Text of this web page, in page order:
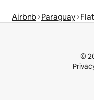
Airbnb Paraguay
©